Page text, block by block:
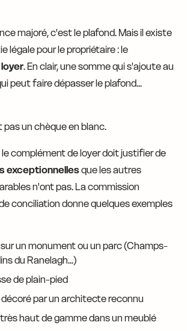
majoré, c'est le plafond. Mais il existe
légale pour le propriétaire : le
. En clair, une somme qui s'ajoute au
peut faire dépasser le plafond...
un chèque en blanc.
le complément de loyer doit justifier de
exceptionnellesque les autres
n'ont pas. La commission
conciliation donne quelques exemples
un monument ou un parc (Champs-
du Ranelagh...)
de plain-pied
par un architecte reconnu
haut de gamme dans un meublé